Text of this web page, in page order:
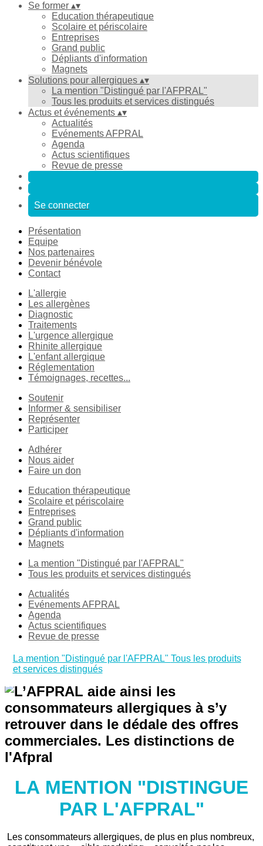
Se former ▴▾
Education thérapeutique
Scolaire et périscolaire
Entreprises
Grand public
Dépliants d'information
Magnets
Solutions pour allergiques ▴▾
La mention "Distingué par l'AFPRAL"
Tous les produits et services distingués
Actus et événements ▴▾
Actualités
Evénements AFPRAL
Agenda
Actus scientifiques
Revue de presse
Se connecter
Présentation
Equipe
Nos partenaires
Devenir bénévole
Contact
L'allergie
Les allergènes
Diagnostic
Traitements
L'urgence allergique
Rhinite allergique
L'enfant allergique
Réglementation
Témoignages, recettes...
Soutenir
Informer & sensibiliser
Représenter
Participer
Adhérer
Nous aider
Faire un don
Education thérapeutique
Scolaire et périscolaire
Entreprises
Grand public
Dépliants d'information
Magnets
La mention "Distingué par l'AFPRAL"
Tous les produits et services distingués
Actualités
Evénements AFPRAL
Agenda
Actus scientifiques
Revue de presse
La mention "Distingué par l'AFPRAL" Tous les produits
et services distingués
LA MENTION "DISTINGUE
PAR L'AFPRAL"
Les consommateurs allergiques, de plus en plus nombreux,